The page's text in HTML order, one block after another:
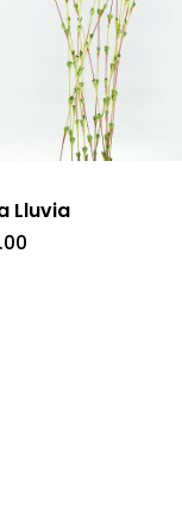
Lluvia